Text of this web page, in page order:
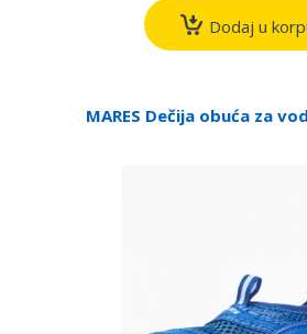
Dodaj u
MARES Dečija obuća za